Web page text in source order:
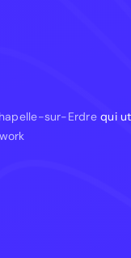
sur-Erdrequi